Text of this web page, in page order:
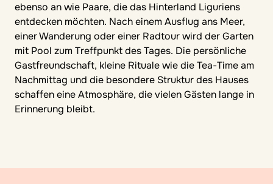
ebenso an wie Paare, die das Hinterland Liguriens
entdecken möchten. Nach einem Ausflug ans Meer,
einer Wanderung oder einer Radtour wird der Garten
mit Pool zum Treffpunkt des Tages. Die persönliche
Gastfreundschaft, kleine Rituale wie die Tea-Time am
Nachmittag und die besondere Struktur des Hauses
schaffen eine Atmosphäre, die vielen Gästen lange in
Erinnerung bleibt.